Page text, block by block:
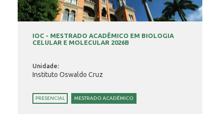
IOC - MESTRADO ACADÊMICO EM BIOLOGIA
CELULAR E MOLECULAR 2026B
Unidade:
Instituto Oswaldo Cruz
PRESENCIAL MESTRADO ACADÊMICO